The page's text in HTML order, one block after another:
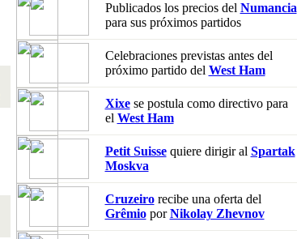
Publicados los precios del Numancia
para sus próximos partidos
Celebraciones previstas antes del
próximo partido del West Ham
Xixese postula como directivo para
el West Ham
Petit Suissequiere dirigir al Spartak
Moskva
Cruzeirorecibe una oferta del
GrêmioporNikolay Zhevnov